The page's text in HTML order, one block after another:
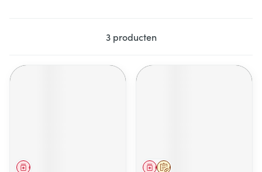
3producten
Geneesmiddel Op voorschrift
Geneesmiddel